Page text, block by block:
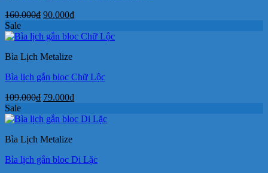
160.000₫ Giá
là:
90.000₫Giá
tại
Sale
Bìa Lịch Metalize
Bìa lịch gắn bloc Chữ Lộc
109.000₫ Giá
là:
79.000₫Giá
tại
Sale
Bìa Lịch Metalize
Bìa lịch gắn bloc Di Lặc